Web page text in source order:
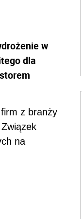
w
dla
z branży
na